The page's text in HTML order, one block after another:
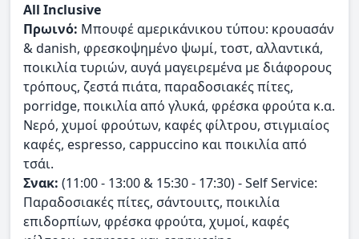
All Inclusive
Πρωινό: Μπουφέ αμερικάνικου τύπου: κρουασάν
& danish, φρεσκοψημένο ψωμί, τοστ, αλλαντικά,
ποικιλία τυριών, αυγά μαγειρεμένα με διάφορους
τρόπους, ζεστά πιάτα, παραδοσιακές πίτες,
porridge, ποικιλία από γλυκά, φρέσκα φρούτα κ.α.
Νερό, χυμοί φρούτων, καφές φίλτρου, στιγμιαίος
καφές, espresso, cappuccino και ποικιλία από
τσάι.
Σνακ: (11:00 - 13:00 & 15:30 - 17:30) - Self Service:
Παραδοσιακές πίτες, σάντουιτς, ποικιλία
επιδορπίων, φρέσκα φρούτα, χυμοί, καφές